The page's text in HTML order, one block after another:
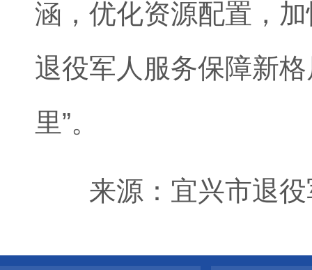
涵，优化资源配置，
退役军人服务保障新
里”。
来源：宜兴市退役